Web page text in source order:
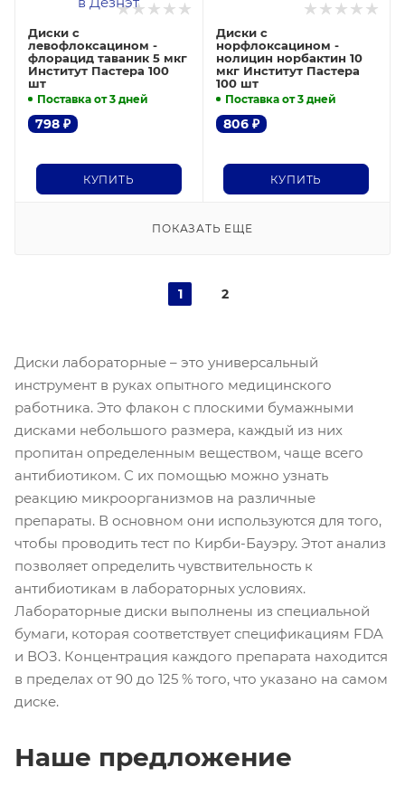
Диски с
левофлоксацином -
флорацид таваник 5 мкг
Институт Пастера 100
шт
Поставка от 3 дней
798 ₽
КУПИТЬ
Диски с
норфлоксацином -
нолицин норбактин 10
мкг Институт Пастера
100 шт
Поставка от 3 дней
806₽
КУПИТЬ
ПОКАЗАТЬ ЕЩЕ
1 2
Диски лабораторные – это универсальный
инструмент в руках опытного медицинского
работника. Это флакон с плоскими бумажными
дисками небольшого размера, каждый из них
пропитан определенным веществом, чаще всего
антибиотиком. С их помощью можно узнать
реакцию микроорганизмов на различные
препараты. В основном они используются для того,
чтобы проводить тест по Кирби-Бауэру. Этот анализ
позволяет определить чувствительность к
антибиотикам в лабораторных условиях.
Лабораторные диски выполнены из специальной
бумаги, которая соответствует спецификациям FDA
и ВОЗ. Концентрация каждого препарата находится
в пределах от 90 до 125 % того, что указано на самом
диске.
Наше предложение